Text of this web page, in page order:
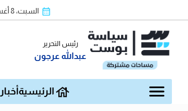
السبت، 8 أغسطس 2026
رئيس التحرير
عبدالله عرجون
الرئيسية أخبار